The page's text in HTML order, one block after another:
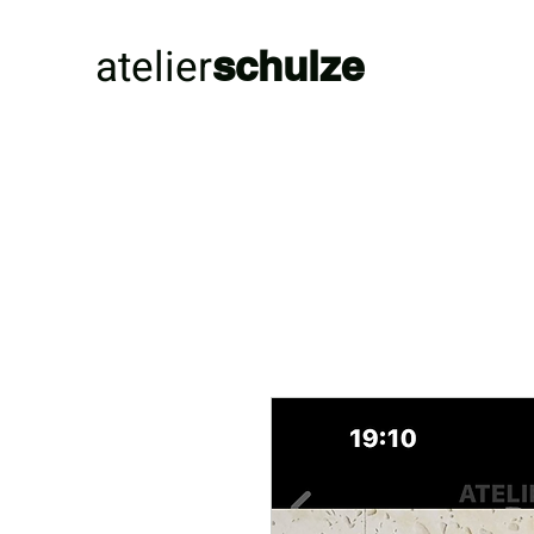
atelierschulze